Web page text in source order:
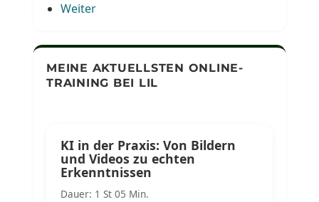
Weiter
MEINE AKTUELLSTEN ONLINE-
TRAINING BEI LIL
KI in der Praxis: Von Bildern
und Videos zu echten
Erkenntnissen
Dauer: 1 St 05 Min.